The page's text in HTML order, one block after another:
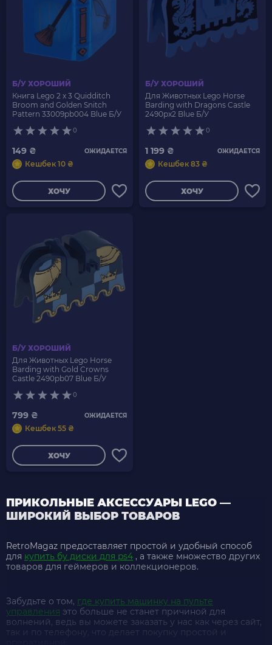
Б/У ХОРОШИЙ
Книга Lego 2 x 3 Quidditch
Broom and Golden Snitch
Pattern 33009pb004 Blue Б/У
0
149 ₴ ОЖИДАЕТСЯ
Кешбек 10 ₴
ХОЧУ
Б/У ХОРОШИЙ
Для Животных Lego Horse
Barding with Dragons Castle
2490px2 Blue Б/У
0
1 199 ₴ ОЖИДАЕТСЯ
Кешбек 83 ₴
ХОЧУ
Б/У ХОРОШИЙ
Для Животных Lego Horse
Barding with Gold Crowns
Castle 2490pb07 Blue Б/У
0
799 ₴ ОЖИДАЕТСЯ
Кешбек 55 ₴
ХОЧУ
ПРИКОЛЬНЫЕ АКСЕССУАРЫ LEGO —
ШИРОКИЙ ВЫБОР ТОВАРОВ
RetroMagaz предоставляет простой и удобный способ
для купить бу диски для ps4 , а также множество других
товаров для геймеров и коллекционеров.
Забудьте о том, где купить машинку на пульте
управления это больше не станет причиной для
волнений, ведь вы можете заказать у нас как через сайт,
так и по телефону, что делает покупку простой и